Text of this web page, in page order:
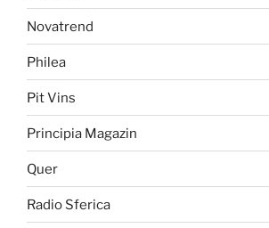
Novatrend
Philea
Pit Vins
Principia Magazin
Quer
Radio Sferica